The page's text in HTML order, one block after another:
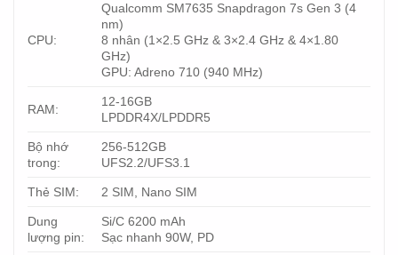
CPU:
Qualcomm SM7635 Snapdragon 7s Gen 3 (4
nm)
8 nhân (1×2.5 GHz & 3×2.4 GHz & 4×1.80
GHz)
GPU: Adreno 710 (940 MHz)
RAM:
12-16GB
LPDDR4X/LPDDR5
Bộ nhớ
trong:
256-512GB
UFS2.2/UFS3.1
Thẻ SIM: 2 SIM, Nano SIM
Dung
lượng pin:
Si/C 6200 mAh
Sạc nhanh 90W, PD